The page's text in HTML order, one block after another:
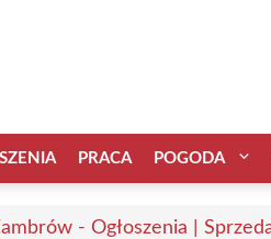
PRACA POGODA
- Ogłoszenia |